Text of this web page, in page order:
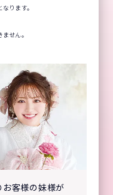
ります。
せん。
客様の妹様が